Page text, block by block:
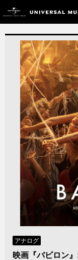
アナログ
映画『バビロン